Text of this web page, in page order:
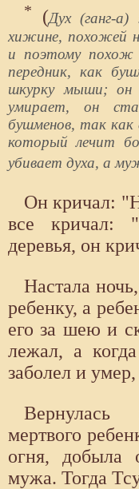
* (Дух (ганг-
хижине, похожей
и поэтому похож
передник, как
шкурку мыши; он
умирает, он
бушменов, так как
который лечит
убивает духа, а
Он кричал:
все кричал:
деревья, он
Настала
ребенку, а
его за шею и
лежал, а
заболел и
мертвого
огня, добыла
мужа. Тогда